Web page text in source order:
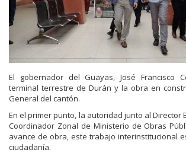
El gobernador del Guayas, José Francisco
terminal terrestre de Durán y la obra en
General del cantón.
En el primer punto, la autoridad junto al Director
Coordinador Zonal de Ministerio de Obras
avance de obra, este trabajo interinstitucional
ciudadanía.